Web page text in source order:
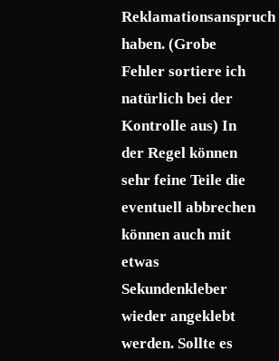
Reklamationsanspruch
haben. (Grobe
Fehler sortiere ich
natürlich bei der
Kontrolle aus) In
der Regel können
sehr feine Teile die
eventuell abbrechen
können auch mit
etwas
Sekundenkleber
wieder angeklebt
werden. Sollte es